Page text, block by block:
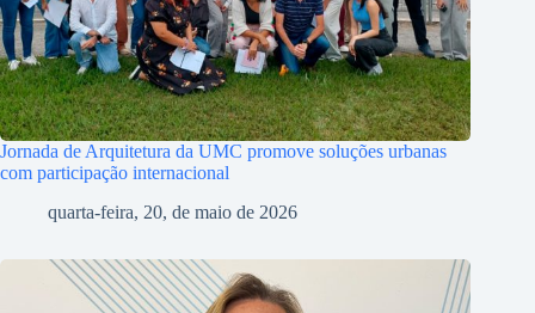
Jornada de Arquitetura da UMC promove soluções urbanas
com participação internacional
quarta-feira, 20, de maio de 2026